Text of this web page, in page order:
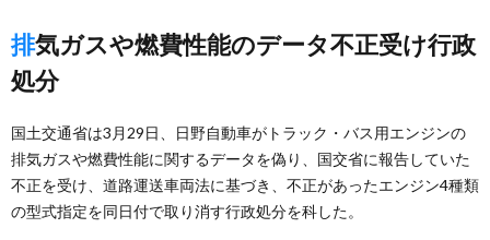
排気ガスや燃費性能のデータ不正受け行政
処分
国土交通省は3月29日、日野自動車がトラック・バス用エンジンの
排気ガスや燃費性能に関するデータを偽り、国交省に報告していた
不正を受け、道路運送車両法に基づき、不正があったエンジン4種類
の型式指定を同日付で取り消す行政処分を科した。